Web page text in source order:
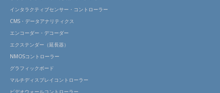
インタラクティブセンサー・コントローラー
CMS・データアナリティクス
エンコーダー・デコーダー
エクステンダー（延長器）
NMOSコントローラー
グラフィックボード
マルチディスプレイコントローラー
ビデオウォールコントローラー